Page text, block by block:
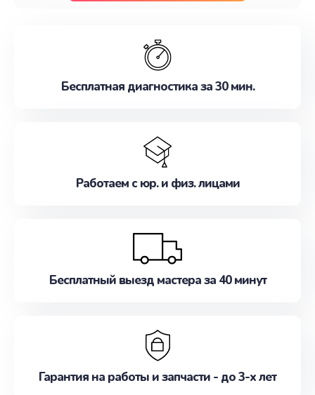
наилучшим образом. Не медлите записаться на
Бесплатная диагностика за 30 мин.
Работаем с юр. и физ. лицами
Бесплатный выезд мастера за 40 минут
Гарантия на работы и запчасти - до 3-х лет